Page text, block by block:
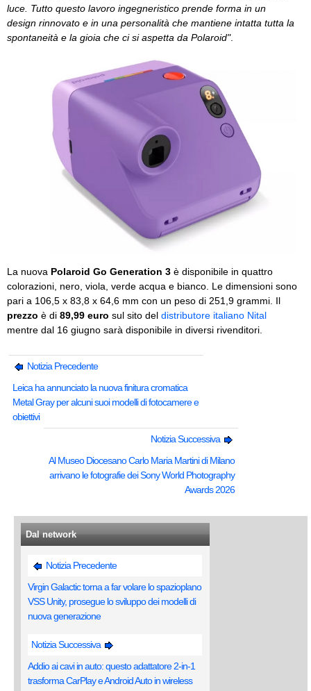
luce. Tutto questo lavoro ingegneristico prende forma in un
design rinnovato e in una personalità che mantiene intatta tutta la
spontaneità e la gioia che ci si aspetta da Polaroid".
La nuova Polaroid Go Generation 3 è disponibile in quattro
colorazioni, nero, viola, verde acqua e bianco. Le dimensioni sono
pari a 106,5 x 83,8 x 64,6 mm con un peso di 251,9 grammi. Il
prezzo è di 89,99 euro sul sito del distributore italiano Nital
mentre dal 16 giugno sarà disponibile in diversi rivenditori.
Notizia Precedente
Leica ha annunciato la nuova finitura cromatica
Metal Gray per alcuni suoi modelli di fotocamere e
obiettivi
Notizia Successiva
Al Museo Diocesano Carlo Maria Martini di Milano
arrivano le fotografie dei Sony World Photography
Awards 2026
Dal network
Notizia Precedente
Virgin Galactic torna a far volare lo spazioplano
VSS Unity, prosegue lo sviluppo dei modelli di
nuova generazione
Notizia Successiva
Addio ai cavi in auto: questo adattatore 2-in-1
trasforma CarPlay e Android Auto in wireless